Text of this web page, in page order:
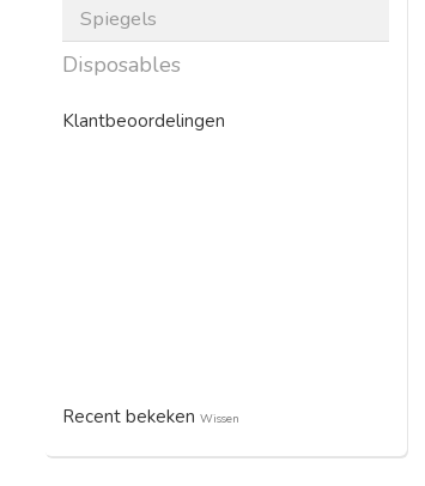
Spiegels
Disposables
Klantbeoordelingen
Recent bekeken Wissen